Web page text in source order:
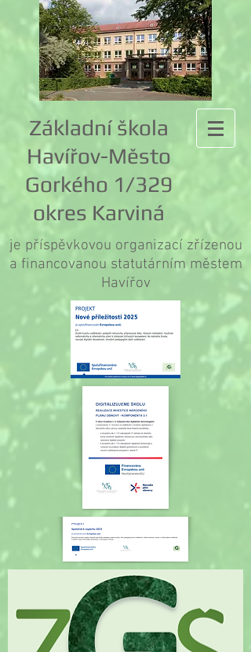
Základní škola
Havířov-Město
Gorkého 1/329
okres Karviná
je příspěvkovou organizací zřízenou
a financovanou statutárním městem
Havířov